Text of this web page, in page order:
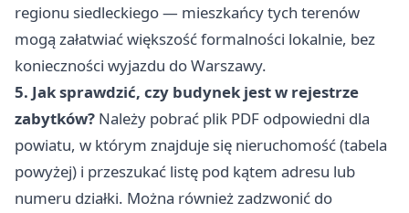
regionu siedleckiego — mieszkańcy tych terenów
mogą załatwiać większość formalności lokalnie, bez
konieczności wyjazdu do Warszawy.
5. Jak sprawdzić, czy budynek jest w rejestrze
zabytków? Należy pobrać plik PDF odpowiedni dla
powiatu, w którym znajduje się nieruchomość (tabela
powyżej) i przeszukać listę pod kątem adresu lub
numeru działki. Można również zadzwonić do